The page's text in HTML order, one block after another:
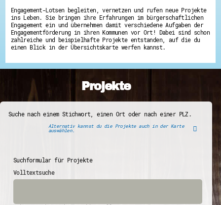
Engagement-Lotsen begleiten, vernetzen und rufen neue Projekte
ins Leben. Sie bringen ihre Erfahrungen im bürgerschaftlichen
Engagement ein und übernehmen damit verschiedene Aufgaben der
Engagementförderung in ihren Kommunen vor Ort! Dabei sind schon
zahlreiche und beispielhafte Projekte entstanden, auf die du
einen Blick in der Übersichtskarte werfen kannst.
Projekte
Suche nach einem Stichwort, einen Ort oder nach einer PLZ.
Alternativ kannst du die Projekte auch in der Karte
auswählen.
Suchformular für Projekte
Volltextsuche